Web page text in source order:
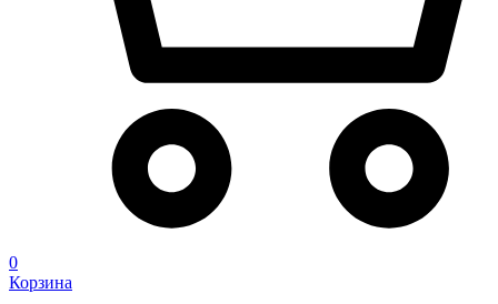
0
Корзина